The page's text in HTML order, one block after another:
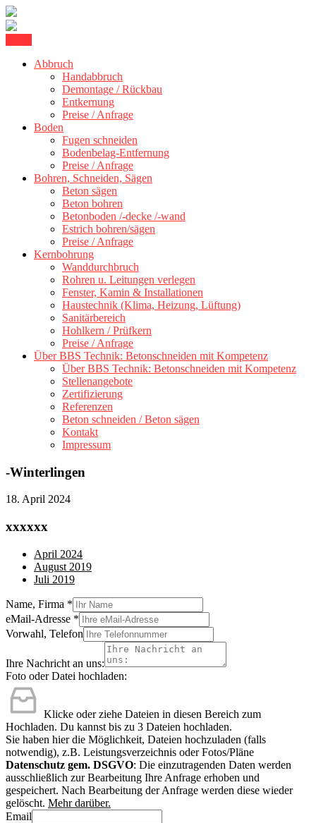
content
Betonschneiden Stuttgart
+ 300 kmAbbruch
Handabbruch
Demontage / Rückbau
Entkernung
Preise / Anfrage
Boden
Fugen schneiden
Bodenbelag-Entfernung
Preise / Anfrage
Bohren, Schneiden, Sägen
Beton sägen
Beton bohren
Betonboden /-decke /-wand
Estrich bohren/sägen
Preise / Anfrage
Kernbohrung
Wanddurchbruch
Rohren u. Leitungen verlegen
Fenster, Kamin & Installationen
Haustechnik (Klima, Heizung, Lüftung)
Sanitärbereich
Hohlkern / Prüfkern
Preise / Anfrage
Über BBS Technik: Betonschneiden mit Kompetenz
Über BBS Technik: Betonschneiden mit Kompetenz
Stellenangebote
Zertifizierung
Referenzen
Beton schneiden / Beton sägen
Kontakt
Impressum
-Winterlingen
18. April 2024
xxxxxx
April 2024
August 2019
Juli 2019
Name, Firma *
eMail-Adresse *
Vorwahl, Telefon
Ihre Nachricht an uns:
Foto oder Datei hochladen:
Klicke oder ziehe Dateien in diesen Bereich zum
Hochladen. Du kannst bis zu 3 Dateien hochladen.
Sie haben hier die Möglichkeit, Dateien hochzuladen (falls
notwendig), z.B. Leistungsverzeichnis oder Fotos/Pläne
Datenschutz gem. DSGVO: Die einzutragenden Daten werden
ausschließlich zur Bearbeitung Ihre Anfrage erhoben und
gespeichert. Nach Bearbeitung der Anfrage werden diese wieder
gelöscht. Mehr darüber.
Email